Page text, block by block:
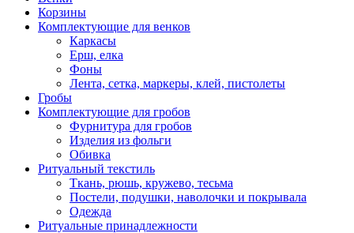
Корзины
Комплектующие для венков
Каркасы
Ерш, елка
Фоны
Лента, сетка, маркеры, клей, пистолеты
Гробы
Комплектующие для гробов
Фурнитура для гробов
Изделия из фольги
Обивка
Ритуальный текстиль
Ткань, рюшь, кружево, тесьма
Постели, подушки, наволочки и покрывала
Одежда
Ритуальные принадлежности